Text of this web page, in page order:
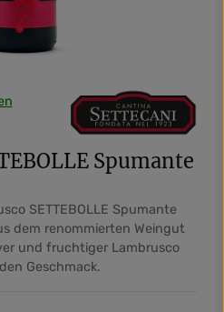
von 0 von 5 Sternen
Spumante
SETTEBOLLE Spumante
dem renommierten Weingut
und fruchtiger Lambrusco
Geschmack.